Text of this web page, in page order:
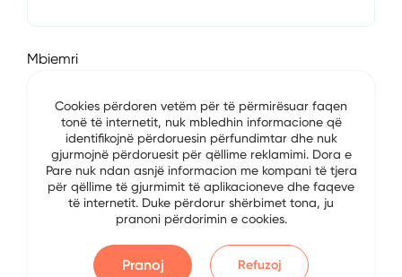
Mbiemri
E-mail
Numri i Telefonit
Cookies përdoren vetëm për të përmirësuar faqen
tonë të internetit, nuk mbledhin informacione që
identifikojnë përdoruesin përfundimtar dhe nuk
gjurmojnë përdoruesit për qëllime reklamimi. Dora e
Pare nuk ndan asnjë informacion me kompani të tjera
për qëllime të gjurmimit të aplikacioneve dhe faqeve
të internetit. Duke përdorur shërbimet tona, ju
pranoni përdorimin e cookies.
Pranoj Refuzoj